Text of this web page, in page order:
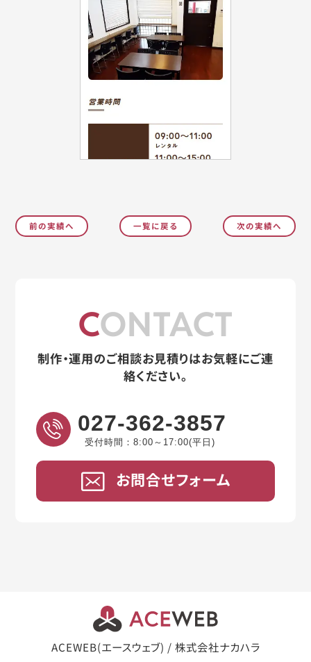
前の実績へ 一覧に戻る 次の実績へ
CONTACT
制作・運用のご相談お見積りはお気軽にご連
絡ください。
027-362-3857
受付時間：8:00～17:00(平日)
お問合せフォーム
ACEWEB(エースウェブ) / 株式会社ナカハラ